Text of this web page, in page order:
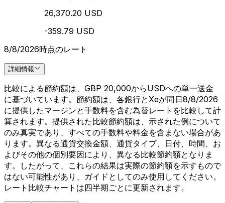
26,370.20 USD
-359.79 USD
8/8/2026時点のレート
詳細情報
比較による節約額は、GBP 20,000からUSDへの単一送金
に基づいています。節約額は、各銀行とXeが同日8/8/2026
に提供したマージンと手数料を含む為替レートを比較して計
算されます。提供された比較節約額は、示された例について
のみ真実であり、すべての手数料や料金を含まない場合があ
ります。異なる通貨交換金額、通貨タイプ、日付、時間、お
よびその他の個別要因により、異なる比較節約額となりま
す。したがって、これらの結果は実際の節約額を示すもので
はない可能性があり、ガイドとしてのみ使用してください。
レート比較チャートは四半期ごとに更新されます。